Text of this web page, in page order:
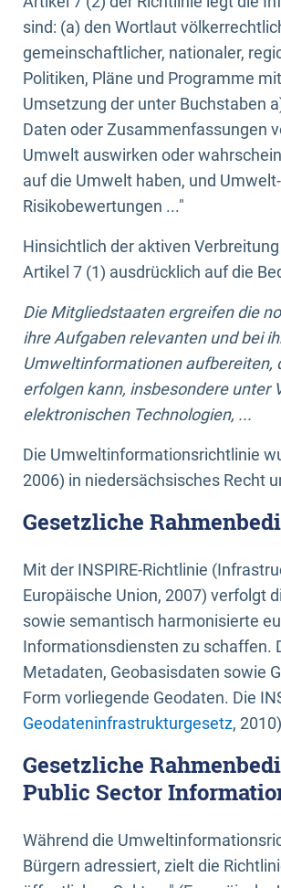
sind: (a) den Wortlaut
gemeinschaftlicher, nationaler,
Politiken, Pläne und Programme
Umsetzung der unter Buchstaben
Daten oder Zusammenfassungen
Umwelt auswirken oder
auf die Umwelt haben, und
Risikobewertungen ..."
Hinsichtlich der aktiven
Artikel 7 (1) ausdrücklich auf die
Die Mitgliedstaaten ergreifen die
ihre Aufgaben relevanten und bei
Umweltinformationen aufbereiten,
erfolgen kann, insbesondere unter
elektronischen Technologien, ...
Die Umweltinformationsrichtlinie
2006) in niedersächsisches Recht
Gesetzliche
Mit der INSPIRE-Richtlinie
Europäische Union, 2007) verfolgt
sowie semantisch harmonisierte
Informationsdiensten zu schaffen.
Metadaten, Geobasisdaten sowie
Form vorliegende Geodaten. Die
Geodateninfrastrukturgesetz,
Gesetzliche
Public Sector
Während die
Bürgern adressiert, zielt die